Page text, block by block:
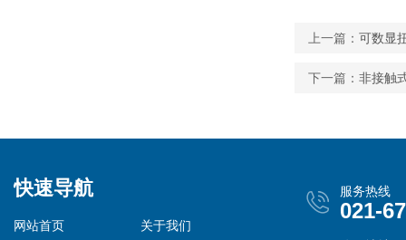
上一篇： 可数显
下一篇： 非接触
快速导航
网站首页 关于我们
服务热线
021-